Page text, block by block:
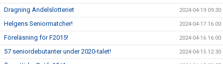
Dragning Andelslotteriet 2024-04-19 09:30
Helgens Seniormatcher! 2024-04-17 16:00
Föreläsning för F2015! 2024-04-16 16:00
57 seniordebutanter under 2020-talet! 2024-04-15 12:30